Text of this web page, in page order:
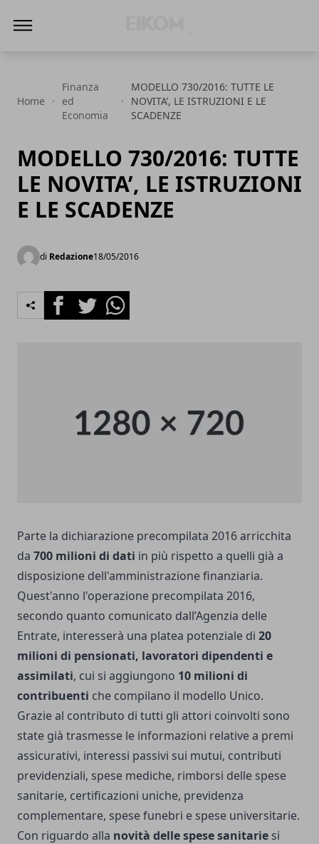
Home
Finanza
ed
Economia
MODELLO 730/2016: TUTTE LE
NOVITA’, LE ISTRUZIONI E LE
SCADENZE
MODELLO 730/2016: TUTTE
LE NOVITA’, LE ISTRUZIONI
E LE SCADENZE
di Redazione18/05/2016
FacebookTwitterWhatsapp
Parte la dichiarazione precompilata 2016 arricchita
da 700 milioni di dati in più rispetto a quelli già a
disposizione dell'amministrazione finanziaria.
Quest'anno l'operazione precompilata 2016,
secondo quanto comunicato dall’Agenzia delle
Entrate, interesserà una platea potenziale di 20
milioni di pensionati, lavoratori dipendenti e
assimilati, cui si aggiungono 10 milioni di
contribuenti che compilano il modello Unico.
Grazie al contributo di tutti gli attori coinvolti sono
state già trasmesse le informazioni relative a premi
assicurativi, interessi passivi sui mutui, contributi
previdenziali, spese mediche, rimborsi delle spese
sanitarie, certificazioni uniche, previdenza
complementare, spese funebri e spese universitarie.
Con riguardo alla novità delle spese sanitarie si